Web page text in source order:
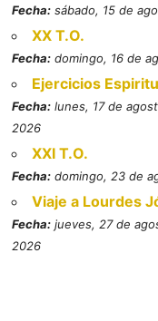
Fecha: sábado, 15 de
XX T.O.
Fecha: domingo, 16 de
Ejercicios
Fecha: lunes, 17 de
2026
XXI T.O.
Fecha: domingo, 23 de
Viaje a Lourdes
Fecha: jueves, 27 de
2026